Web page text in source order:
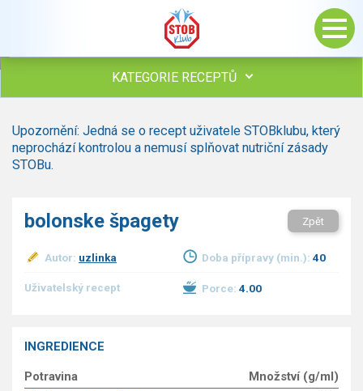
KATEGORIE RECEPTŮ
Polévky
Studená kuchyně
hovězí, telecí
vnitřnosti
Omáčky
Saláty
Upozornění: Jedná se o recept uživatele STOBklubu, který
neprochází kontrolou a nemusí splňovat nutriční zásady
STOBu.
bolonske špagety Zpět
Autor: uzlinka Doba přípravy (min.): 40
Uživatelský recept Porce: 4.00
INGREDIENCE
Potravina
Množství (g/ml)